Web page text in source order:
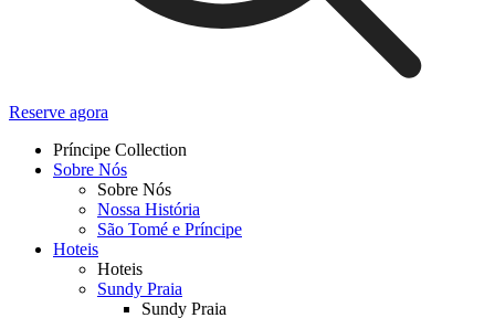
Reserve agora
Topmenu
Príncipe Collection
Sobre Nós
Sobre Nós
Nossa História
São Tomé e Príncipe
Hoteis
Hoteis
Sundy Praia
Sundy Praia